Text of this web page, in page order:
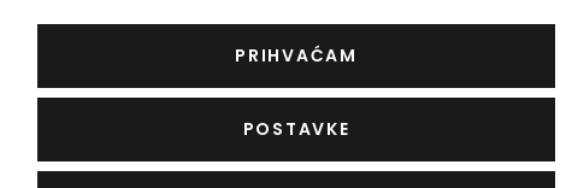
Regenerator za svakodnevnu
Šampon za
PRIHVAĆAM
POSTAVKE